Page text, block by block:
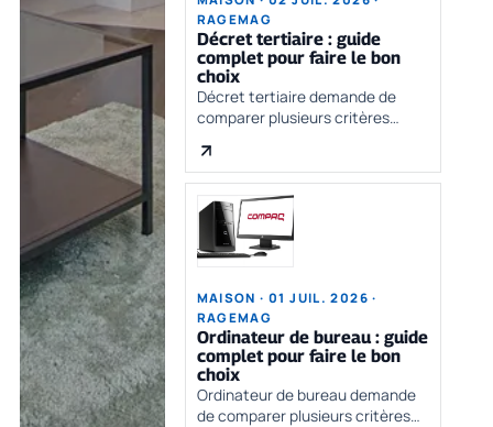
RAGEMAG
Décret tertiaire : guide
complet pour faire le bon
choix
Décret tertiaire demande de
comparer plusieurs critères
dépend du besoin réel, du
budget, des contraintes
pratiques et de la qualité des
informations dispon
MAISON · 01 JUIL. 2026 ·
RAGEMAG
Ordinateur de bureau : guide
complet pour faire le bon
choix
Ordinateur de bureau demande
de comparer plusieurs critères